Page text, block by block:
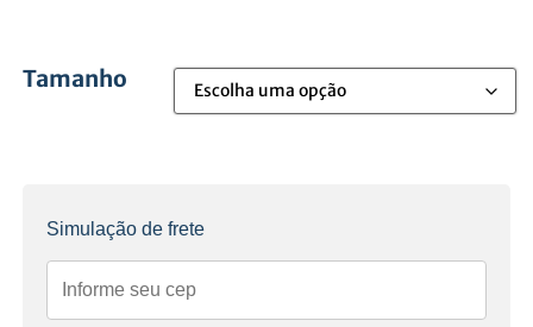
Tamanho
Simulação de frete